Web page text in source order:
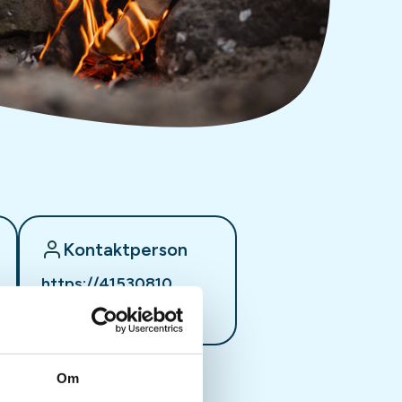
Om
Kontaktperson
https://41530810
ove@inviro.no